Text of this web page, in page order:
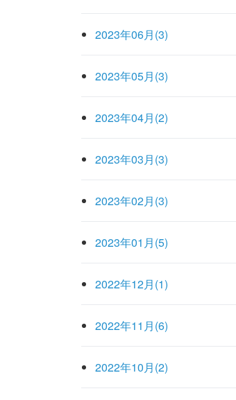
2023年06月(3)
2023年05月(3)
2023年04月(2)
2023年03月(3)
2023年02月(3)
2023年01月(5)
2022年12月(1)
2022年11月(6)
2022年10月(2)